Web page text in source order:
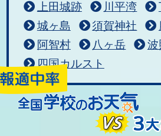
上田城跡
川平湾
城ヶ島
須賀神社
阿智村
八ヶ岳
波
四国カルスト